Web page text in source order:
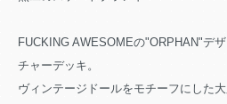
FUCKING AWESOMEの"ORPHAN"デ
チャーデッキ。
ヴィンテージドールをモチーフにした